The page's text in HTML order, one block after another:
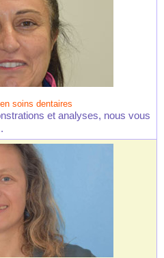
soins dentaires
et analyses, nous vous